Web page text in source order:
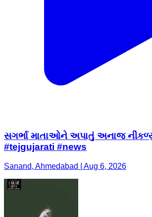
સગર્ભા માતાઓને અપાતું અનાજ
#tejgujarati #news
Sanand, Ahmedabad | Aug 6, 2026